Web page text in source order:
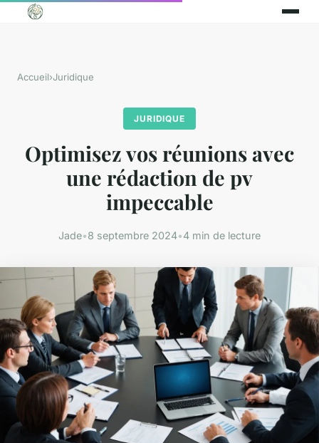
Accueil›Juridique
JURIDIQUE
Optimisez vos réunions avec
une rédaction de pv
impeccable
Jade•8 septembre 2024•4 min de lecture